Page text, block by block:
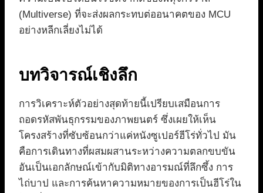
(Multiverse) ที่จะส่งผลกระทบต่ออนาคตของ MCU
อย่างหลีกเลี่ยงไม่ได้
บทวิจารณ์เชิงลึก
การวิเคราะห์ตัวอย่างสุดท้ายนี้เปรียบเสมือนการ
ถอดรหัสพันธุกรรมของภาพยนตร์ ซึ่งเผยให้เห็น
โครงสร้างที่ซับซ้อนกว่าแค่หนังซูเปอร์ฮีโร่ทั่วไป มัน
คือการเดินทางที่ผสมผสานระหว่างความตลกขบขัน
อันเป็นเอกลักษณ์เข้ากับมิติทางอารมณ์ที่ลึกซึ้ง การ
ไถ่บาป และการค้นหาความหมายของการเป็นฮีโร่ใน